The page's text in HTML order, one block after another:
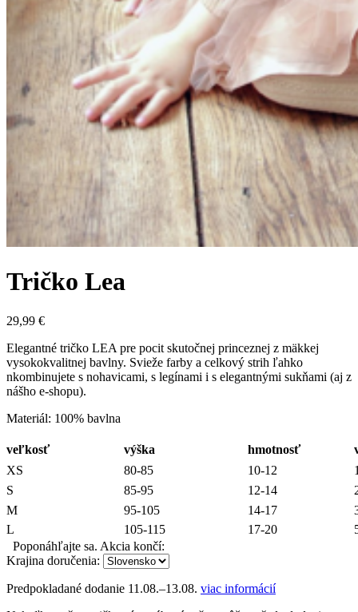
Tričko Lea
29,99 €
Elegantné tričko LEA pre pocit skutočnej princeznej z mäkkej
vysokokvalitnej bavlny. Svieže farby a celkový strih ľahko
nkombinujete s nohavicami, s legínami i s elegantnými sukňami (aj z
nášho e-shopu).
Materiál: 100% bavlna
veľkosť výška hmotnosť
XS
80-85 10-12
S
85-95 12-14
M
95-105 14-17
L
105-115 17-20
Poponáhľajte sa. Akcia končí:
Krajina doručenia:
Predpokladané dodanie 11.08.–13.08. viac informácií